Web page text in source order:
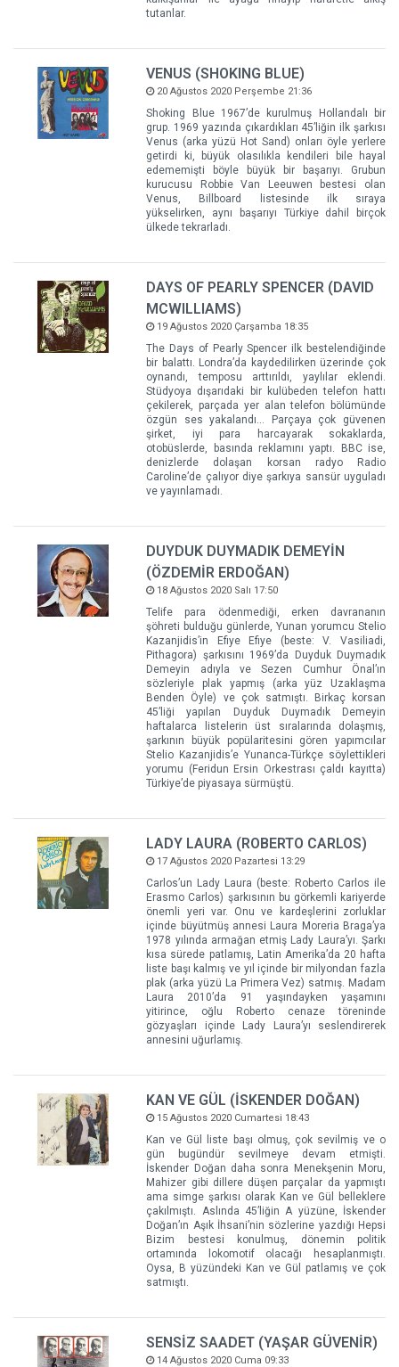
tutanlar.
VENUS (SHOKING BLUE)
20 Ağustos 2020 Perşembe 21:36
Shoking Blue 1967’de kurulmuş Hollandalı bir
grup. 1969 yazında çıkardıkları 45’liğin ilk şarkısı
Venus (arka yüzü Hot Sand) onları öyle yerlere
getirdi ki, büyük olasılıkla kendileri bile hayal
edememişti böyle büyük bir başarıyı. Grubun
kurucusu Robbie Van Leeuwen bestesi olan
Venus, Billboard listesinde ilk sıraya
yükselirken, aynı başarıyı Türkiye dahil birçok
ülkede tekrarladı.
DAYS OF PEARLY SPENCER (DAVID
MCWILLIAMS)
19 Ağustos 2020 Çarşamba 18:35
The Days of Pearly Spencer ilk bestelendiğinde
bir balattı. Londra’da kaydedilirken üzerinde çok
oynandı, temposu arttırıldı, yaylılar eklendi.
Stüdyoya dışarıdaki bir kulübeden telefon hattı
çekilerek, parçada yer alan telefon bölümünde
özgün ses yakalandı… Parçaya çok güvenen
şirket, iyi para harcayarak sokaklarda,
otobüslerde, basında reklamını yaptı. BBC ise,
denizlerde dolaşan korsan radyo Radio
Caroline’de çalıyor diye şarkıya sansür uyguladı
ve yayınlamadı.
DUYDUK DUYMADIK DEMEYİN
(ÖZDEMİR ERDOĞAN)
18 Ağustos 2020 Salı 17:50
Telife para ödenmediği, erken davrananın
şöhreti bulduğu günlerde, Yunan yorumcu Stelio
Kazanjidis’in Efiye Efiye (beste: V. Vasiliadi,
Pithagora) şarkısını 1969’da Duyduk Duymadık
Demeyin adıyla ve Sezen Cumhur Önal’ın
sözleriyle plak yapmış (arka yüz Uzaklaşma
Benden Öyle) ve çok satmıştı. Birkaç korsan
45’liği yapılan Duyduk Duymadık Demeyin
haftalarca listelerin üst sıralarında dolaşmış,
şarkının büyük popülaritesini gören yapımcılar
Stelio Kazanjidis’e Yunanca-Türkçe söylettikleri
yorumu (Feridun Ersin Orkestrası çaldı kayıtta)
Türkiye’de piyasaya sürmüştü.
LADY LAURA (ROBERTO CARLOS)
17 Ağustos 2020 Pazartesi 13:29
Carlos’un Lady Laura (beste: Roberto Carlos ile
Erasmo Carlos) şarkısının bu görkemli kariyerde
önemli yeri var. Onu ve kardeşlerini zorluklar
içinde büyütmüş annesi Laura Moreria Braga’ya
1978 yılında armağan etmiş Lady Laura’yı. Şarkı
kısa sürede patlamış, Latin Amerika’da 20 hafta
liste başı kalmış ve yıl içinde bir milyondan fazla
plak (arka yüzü La Primera Vez) satmış. Madam
Laura 2010’da 91 yaşındayken yaşamını
yitirince, oğlu Roberto cenaze töreninde
gözyaşları içinde Lady Laura’yı seslendirerek
annesini uğurlamış.
KAN VE GÜL (İSKENDER DOĞAN)
15 Ağustos 2020 Cumartesi 18:43
Kan ve Gül liste başı olmuş, çok sevilmiş ve o
gün bugündür sevilmeye devam etmişti.
İskender Doğan daha sonra Menekşenin Moru,
Mahizer gibi dillere düşen parçalar da yapmıştı
ama simge şarkısı olarak Kan ve Gül belleklere
çakılmıştı. Aslında 45’liğin A yüzüne, İskender
Doğan’ın Aşık İhsani’nin sözlerine yazdığı Hepsi
Bizim bestesi konulmuş, dönemin politik
ortamında lokomotif olacağı hesaplanmıştı.
Oysa, B yüzündeki Kan ve Gül patlamış ve çok
satmıştı.
SENSİZ SAADET (YAŞAR GÜVENİR)
14 Ağustos 2020 Cuma 09:33